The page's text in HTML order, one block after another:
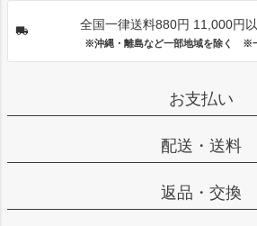
全国一律送料880円 11,000円
※沖縄・離島など一部地域を除く ※
お支払い
配送・送料
返品・交換